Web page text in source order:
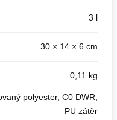
3 l
30 × 14 × 6 cm
0,11 kg
polyester, C0 DWR,
PU zátěr